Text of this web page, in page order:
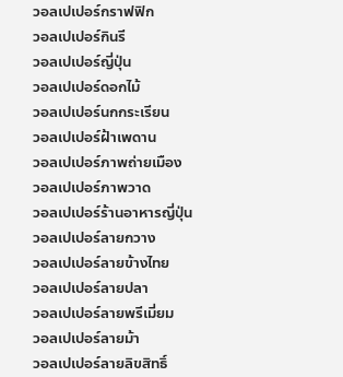
วอลเปเปอร์กราฟฟิก
วอลเปเปอร์กินรี
วอลเปเปอร์ญี่ปุ่น
วอลเปเปอร์ดอกไม้
วอลเปเปอร์นกกระเรียน
วอลเปเปอร์ฝ้าเพดาน
วอลเปเปอร์ภาพถ่ายเมือง
วอลเปเปอร์ภาพวาด
วอลเปเปอร์ร้านอาหารญี่ปุ่น
วอลเปเปอร์ลายกวาง
วอลเปเปอร์ลายข้างไทย
วอลเปเปอร์ลายปลา
วอลเปเปอร์ลายพรีเมี่ยม
วอลเปเปอร์ลายม้า
วอลเปเปอร์ลายลิขสิทธิ์